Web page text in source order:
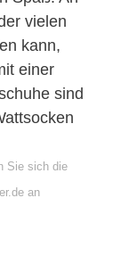
vielen
kann,
einer
sind
Sie sich die
an